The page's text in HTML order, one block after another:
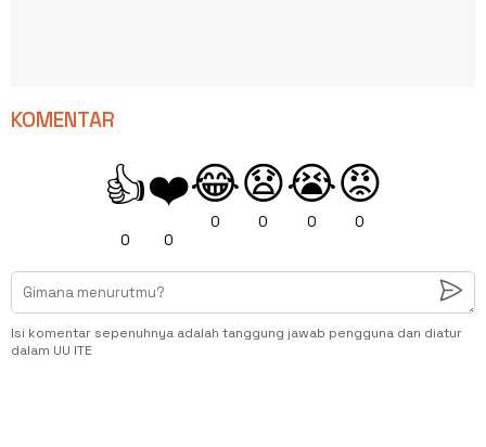
KOMENTAR
👍
0
❤️
0
😂
0
😧
0
😭
0
😡
0
Isi komentar sepenuhnya adalah tanggung jawab pengguna dan diatur
dalam UU ITE